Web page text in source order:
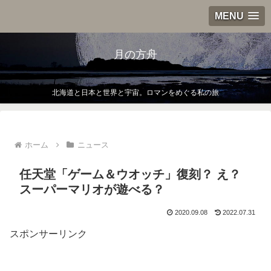
MENU
月の方舟
北海道と日本と世界と宇宙。ロマンをめぐる私の旅
ホーム ニュース
任天堂「ゲーム＆ウオッチ」復刻？ え？
スーパーマリオが遊べる？
2020.09.08 2022.07.31
スポンサーリンク